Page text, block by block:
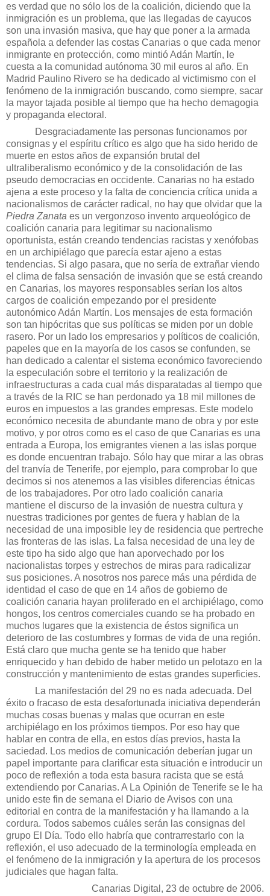
es verdad que no sólo los de la coalición, diciendo que la
inmigración es un problema, que las llegadas de cayucos
son una invasión masiva, que hay que poner a la armada
española a defender las costas Canarias o que cada menor
inmigrante en protección, como mintió Adán Martín, le
cuesta a la comunidad autónoma 30 mil euros al año. En
Madrid Paulino Rivero se ha dedicado al victimismo con el
fenómeno de la inmigración buscando, como siempre, sacar
la mayor tajada posible al tiempo que ha hecho demagogia
y propaganda electoral.
Desgraciadamente las personas funcionamos por
consignas y el espíritu crítico es algo que ha sido herido de
muerte en estos años de expansión brutal del
ultraliberalismo económico y de la consolidación de las
pseudo democracias en occidente. Canarias no ha estado
ajena a este proceso y la falta de conciencia crítica unida a
nacionalismos de carácter radical, no hay que olvidar que la
Piedra Zanata es un vergonzoso invento arqueológico de
coalición canaria para legitimar su nacionalismo
oportunista, están creando tendencias racistas y xenófobas
en un archipiélago que parecía estar ajeno a estas
tendencias. Si algo pasara, que no sería de extrañar viendo
el clima de falsa sensación de invasión que se está creando
en Canarias, los mayores responsables serían los altos
cargos de coalición empezando por el presidente
autonómico Adán Martín. Los mensajes de esta formación
son tan hipócritas que sus políticas se miden por un doble
rasero. Por un lado los empresarios y políticos de coalición,
papeles que en la mayoría de los casos se confunden, se
han dedicado a calentar el sistema económico favoreciendo
la especulación sobre el territorio y la realización de
infraestructuras a cada cual más disparatadas al tiempo que
a través de la RIC se han perdonado ya 18 mil millones de
euros en impuestos a las grandes empresas. Este modelo
económico necesita de abundante mano de obra y por este
motivo, y por otros como es el caso de que Canarias es una
entrada a Europa, los emigrantes vienen a las islas porque
es donde encuentran trabajo. Sólo hay que mirar a las obras
del tranvía de Tenerife, por ejemplo, para comprobar lo que
decimos si nos atenemos a las visibles diferencias étnicas
de los trabajadores. Por otro lado coalición canaria
mantiene el discurso de la invasión de nuestra cultura y
nuestras tradiciones por gentes de fuera y hablan de la
necesidad de una imposible ley de residencia que pertreche
las fronteras de las islas. La falsa necesidad de una ley de
este tipo ha sido algo que han aporvechado por los
nacionalistas torpes y estrechos de miras para radicalizar
sus posiciones. A nosotros nos parece más una pérdida de
identidad el caso de que en 14 años de gobierno de
coalición canaria hayan proliferado en el archipiélago, como
hongos, los centros comerciales cuando se ha probado en
muchos lugares que la existencia de éstos significa un
deterioro de las costumbres y formas de vida de una región.
Está claro que mucha gente se ha tenido que haber
enriquecido y han debido de haber metido un pelotazo en la
construcción y mantenimiento de estas grandes superficies.
La manifestación del 29 no es nada adecuada. Del
éxito o fracaso de esta desafortunada iniciativa dependerán
muchas cosas buenas y malas que ocurran en este
archipiélago en los próximos tiempos. Por eso hay que
hablar en contra de ella, en estos días previos, hasta la
saciedad. Los medios de comunicación deberían jugar un
papel importante para clarificar esta situación e introducir un
poco de reflexión a toda esta basura racista que se está
extendiendo por Canarias. A La Opinión de Tenerife se le ha
unido este fin de semana el Diario de Avisos con una
editorial en contra de la manifestación y ha llamando a la
cordura. Todos sabemos cuáles serán las consignas del
grupo El Día. Todo ello habría que contrarrestarlo con la
reflexión, el uso adecuado de la terminología empleada en
el fenómeno de la inmigración y la apertura de los procesos
judiciales que hagan falta.
Canarias Digital, 23 de octubre de 2006.